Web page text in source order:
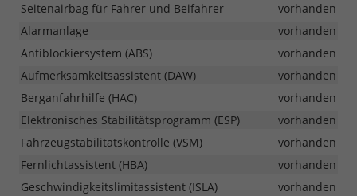
Seitenairbag für Fahrer und Beifahrer
vorhanden
Alarmanlage
vorhanden
Antiblockiersystem (ABS)
vorhanden
Aufmerksamkeitsassistent (DAW)
vorhanden
Berganfahrhilfe (HAC)
vorhanden
Elektronisches Stabilitätsprogramm (ESP)
vorhanden
Fahrzeugstabilitätskontrolle (VSM)
vorhanden
Fernlichtassistent (HBA)
vorhanden
Geschwindigkeitslimitassistent (ISLA)
vorhanden